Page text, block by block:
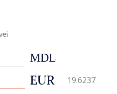
MDL
EUR 19.6237